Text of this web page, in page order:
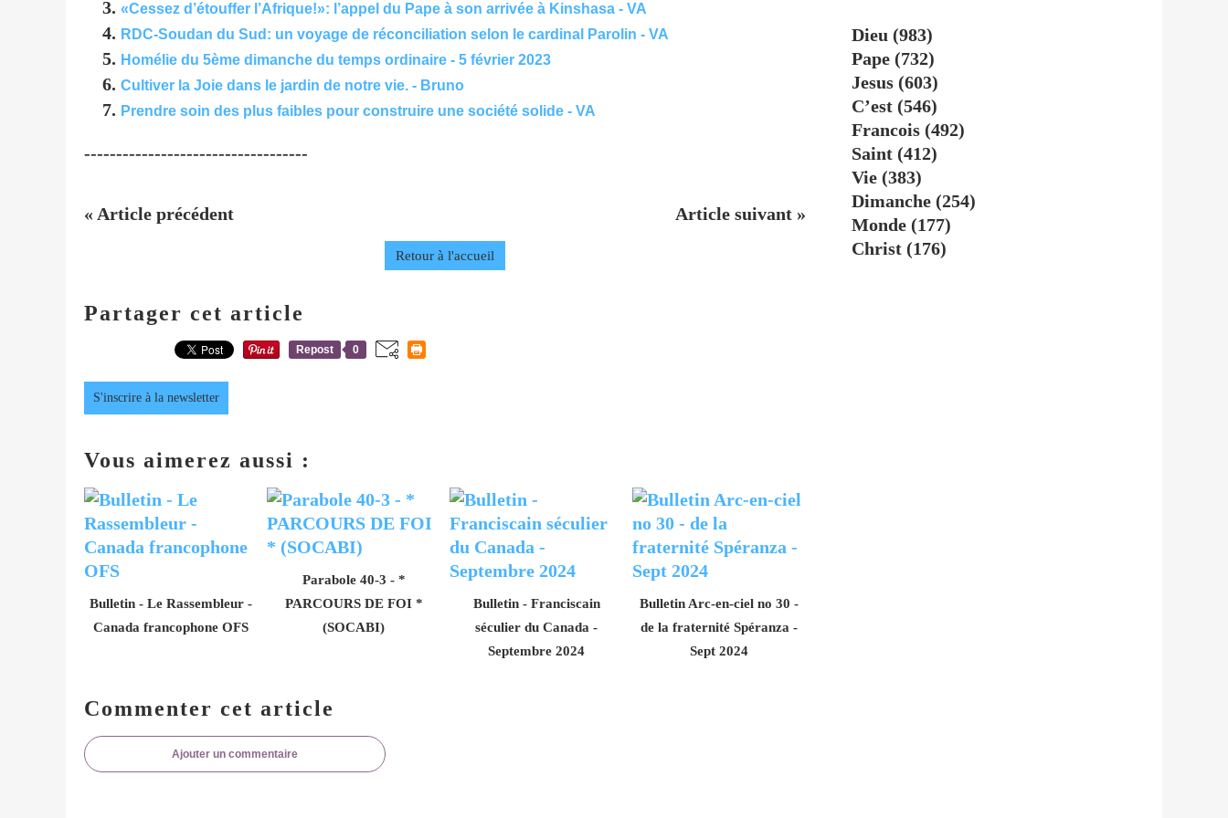
«Cessez d’étouffer l’Afrique!»: l’appel du Pape à son arrivée à Kinshasa - VA
RDC-Soudan du Sud: un voyage de réconciliation selon le cardinal Parolin - VA
Homélie du 5ème dimanche du temps ordinaire - 5 février 2023
Cultiver la Joie dans le jardin de notre vie. - Bruno
Prendre soin des plus faibles pour construire une société solide - VA
-----------------------------------
« Article précédent Article suivant »
Retour à l'accueil
Partager cet article
Repost 0
S'inscrire à la newsletter
Vous aimerez aussi :
Bulletin - Le Rassembleur -
Canada francophone OFS
Parabole 40-3 - *
PARCOURS DE FOI *
(SOCABI)
Bulletin - Franciscain
séculier du Canada -
Septembre 2024
Bulletin Arc-en-ciel no 30 -
de la fraternité Spéranza -
Sept 2024
Commenter cet article
Ajouter un commentaire
Dieu (983)
Pape (732)
Jesus (603)
C’est (546)
Francois (492)
Saint (412)
Vie (383)
Dimanche (254)
Monde (177)
Christ (176)